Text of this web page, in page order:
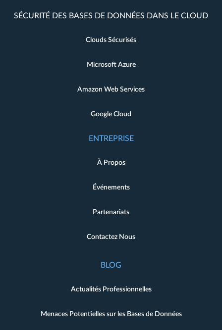
SÉCURITÉ DES BASES DE DONNÉES DANS LE CLOUD
Clouds Sécurisés
Microsoft Azure
Amazon Web Services
Google Cloud
ENTREPRISE
À Propos
Événements
Partenariats
Contactez Nous
BLOG
Actualités Professionnelles
Menaces Potentielles sur les Bases de Données